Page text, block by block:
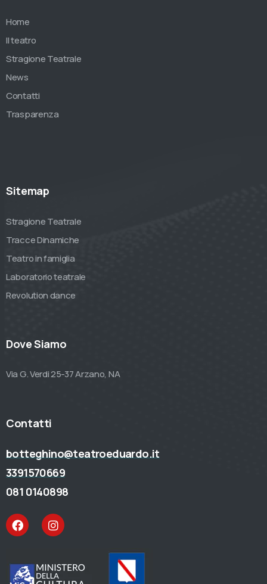
Home
Il teatro
Stragione Teatrale
News
Contatti
Trasparenza
Sitemap
Stragione Teatrale
Tracce Dinamiche
Teatro in famiglia
Laboratorio teatrale
Revolution dance
Dove Siamo
Via G. Verdi 25-37 Arzano, NA
Contatti
botteghino@teatroeduardo.it
3391570669
081 0140898